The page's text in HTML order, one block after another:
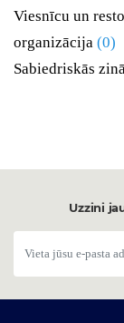
Viesnīcu un
organizācija (0)
Sabiedriskās
Uzzini